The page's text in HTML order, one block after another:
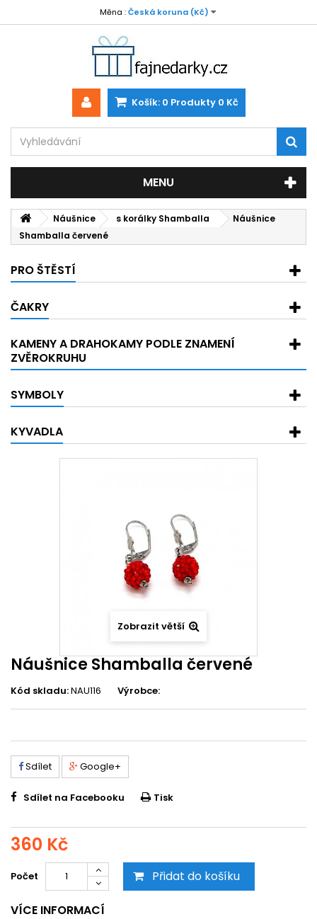
Měna : Česká koruna (Kč)
Košík: 0 Produkty 0 Kč
MENU
Náušnice s korálky Shamballa
Náušnice
Shamballa červené
PRO ŠTĚSTÍ
ČAKRY
KAMENY A DRAHOKAMY PODLE ZNAMENÍ
ZVĚROKRUHU
SYMBOLY
KYVADLA
Zobrazit větší
Náušnice Shamballa červené
Kód skladu:NAU116 Výrobce:
Sdílet Google+
Sdílet na Facebooku Tisk
360 Kč
Počet Přidat do košíku
VÍCE INFORMACÍ